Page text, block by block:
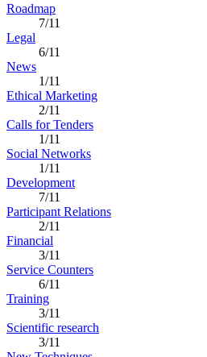
Roadmap
7/11
Legal
6/11
News
1/11
Ethical Marketing
2/11
Calls for Tenders
1/11
Social Networks
1/11
Development
7/11
Participant Relations
2/11
Financial
3/11
Service Counters
6/11
Training
3/11
Scientific research
3/11